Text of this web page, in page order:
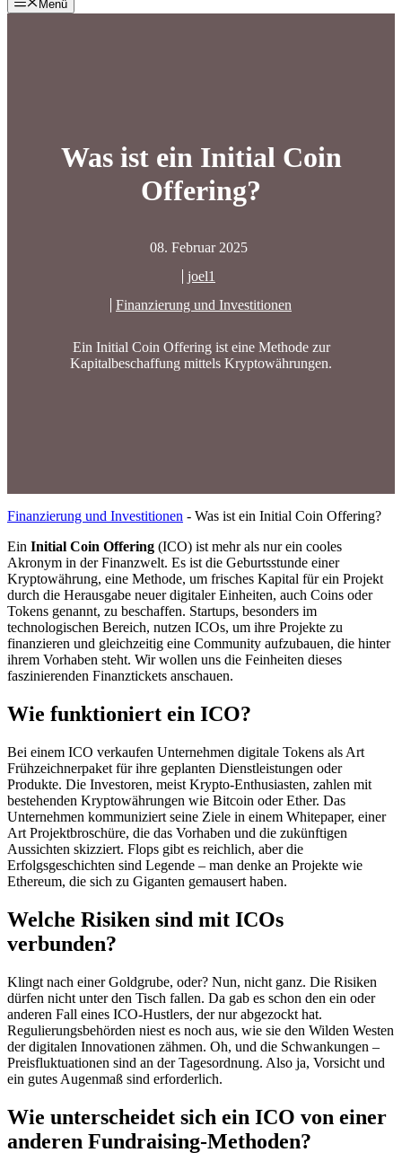
Menü
Was ist ein Initial Coin
Offering?
08. Februar 2025
joel1
Finanzierung und Investitionen
Ein Initial Coin Offering ist eine Methode zur
Kapitalbeschaffung mittels Kryptowährungen.
Finanzierung und Investitionen - Was ist ein Initial Coin Offering?
Ein Initial Coin Offering (ICO) ist mehr als nur ein cooles
Akronym in der Finanzwelt. Es ist die Geburtsstunde einer
Kryptowährung, eine Methode, um frisches Kapital für ein Projekt
durch die Herausgabe neuer digitaler Einheiten, auch Coins oder
Tokens genannt, zu beschaffen. Startups, besonders im
technologischen Bereich, nutzen ICOs, um ihre Projekte zu
finanzieren und gleichzeitig eine Community aufzubauen, die hinter
ihrem Vorhaben steht. Wir wollen uns die Feinheiten dieses
faszinierenden Finanztickets anschauen.
Wie funktioniert ein ICO?
Bei einem ICO verkaufen Unternehmen digitale Tokens als Art
Frühzeichnerpaket für ihre geplanten Dienstleistungen oder
Produkte. Die Investoren, meist Krypto-Enthusiasten, zahlen mit
bestehenden Kryptowährungen wie Bitcoin oder Ether. Das
Unternehmen kommuniziert seine Ziele in einem Whitepaper, einer
Art Projektbroschüre, die das Vorhaben und die zukünftigen
Aussichten skizziert. Flops gibt es reichlich, aber die
Erfolgsgeschichten sind Legende – man denke an Projekte wie
Ethereum, die sich zu Giganten gemausert haben.
Welche Risiken sind mit ICOs
verbunden?
Klingt nach einer Goldgrube, oder? Nun, nicht ganz. Die Risiken
dürfen nicht unter den Tisch fallen. Da gab es schon den ein oder
anderen Fall eines ICO-Hustlers, der nur abgezockt hat.
Regulierungsbehörden niest es noch aus, wie sie den Wilden Westen
der digitalen Innovationen zähmen. Oh, und die Schwankungen –
Preisfluktuationen sind an der Tagesordnung. Also ja, Vorsicht und
ein gutes Augenmaß sind erforderlich.
Wie unterscheidet sich ein ICO von einer
anderen Fundraising-Methoden?